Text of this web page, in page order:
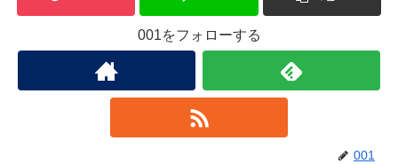
001をフォローする
001